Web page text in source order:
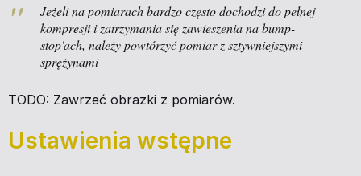
Jeżeli na pomiarach bardzo często dochodzi do pełnej
kompresji i zatrzymania się zawieszenia na bump-
stop'ach, należy powtórzyć pomiar z sztywniejszymi
sprężynami
TODO: Zawrzeć obrazki z pomiarów.
Ustawienia wstępne